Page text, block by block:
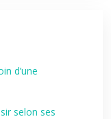
d’une
selon ses